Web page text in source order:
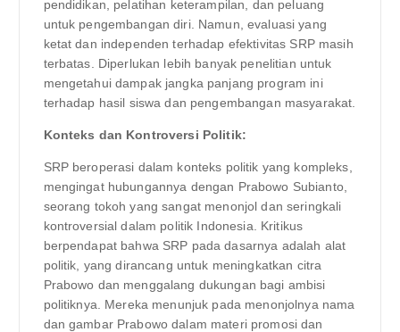
pendidikan, pelatihan keterampilan, dan peluang
untuk pengembangan diri. Namun, evaluasi yang
ketat dan independen terhadap efektivitas SRP masih
terbatas. Diperlukan lebih banyak penelitian untuk
mengetahui dampak jangka panjang program ini
terhadap hasil siswa dan pengembangan masyarakat.
Konteks dan Kontroversi Politik:
SRP beroperasi dalam konteks politik yang kompleks,
mengingat hubungannya dengan Prabowo Subianto,
seorang tokoh yang sangat menonjol dan seringkali
kontroversial dalam politik Indonesia. Kritikus
berpendapat bahwa SRP pada dasarnya adalah alat
politik, yang dirancang untuk meningkatkan citra
Prabowo dan menggalang dukungan bagi ambisi
politiknya. Mereka menunjuk pada menonjolnya nama
dan gambar Prabowo dalam materi promosi dan